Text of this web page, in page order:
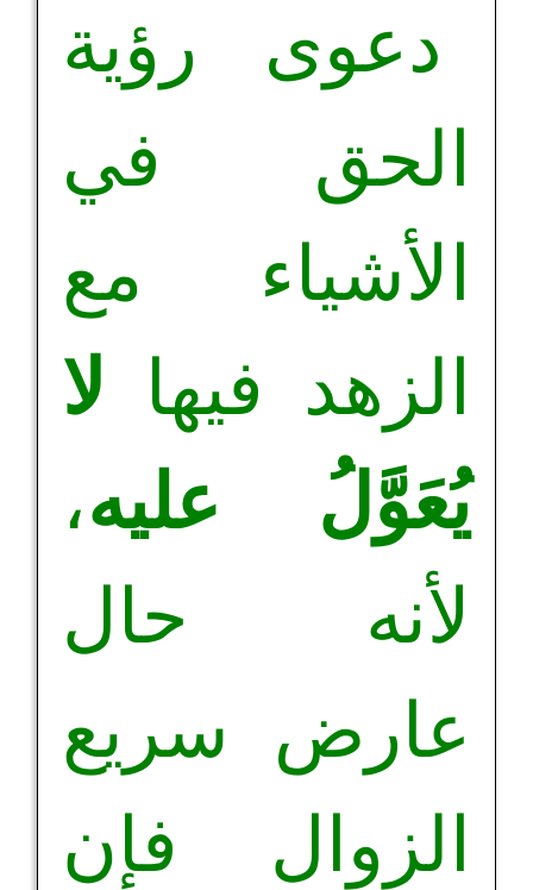
دعوى رؤية
الحق في
الأشياء مع
الزهد فيها لا
يُعَوَّلُ عليه،
لأنه حال
عارض سريع
الزوال فإن